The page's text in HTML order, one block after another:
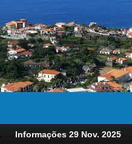
Informações 29 Nov. 2025